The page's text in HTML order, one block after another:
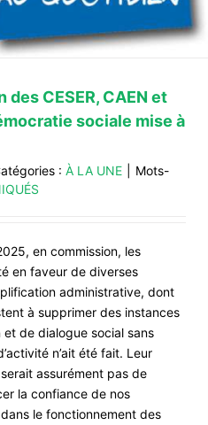
des CESER, CAEN et
sociale mise à
: À LA UNE
Mots-
en commission, les
en faveur de diverses
administrative, dont
à supprimer des instances
de dialogue social sans
n’ait été fait. Leur
assurément pas de
la confiance de nos
le fonctionnement des